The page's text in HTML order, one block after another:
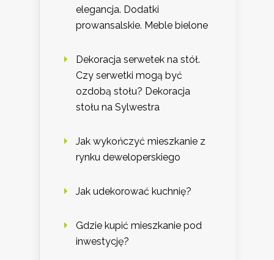
elegancja. Dodatki
prowansalskie. Meble bielone
Dekoracja serwetek na stół.
Czy serwetki mogą być
ozdobą stołu? Dekoracja
stołu na Sylwestra
Jak wykończyć mieszkanie z
rynku deweloperskiego
Jak udekorować kuchnię?
Gdzie kupić mieszkanie pod
inwestycję?